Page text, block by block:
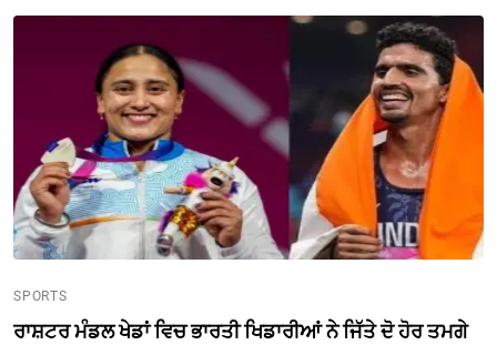
SPORTS
ਰਾਸ਼ਟਰ ਮੰਡਲ ਖੇਡਾਂ ਵਿਚ ਭਾਰਤੀ ਖਿਡਾਰੀਆਂ ਨੇ ਜਿੱਤੇ ਦੋ ਹੋਰ ਤਮਗੇ